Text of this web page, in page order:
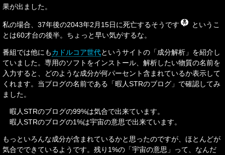
果が出ました。
私の場合、37年後の2043年2月15日に死亡するそうです
というこ
とは60才台の後半。ちょっと早い気がするな。
番組では他にもカドルコア世代というサイトの「成分解析」を紹介し
ていました。専用のソフトをインストール、解析したい物質の名前を
入力すると、どのような成分が何パーセント含まれているか表示して
くれます。当ブログの名前である「暇人STRのブログ」で確認してみ
ました。
暇人STRのブログの99%は気合で出来ています。
暇人STRのブログの1%は宇宙の意思で出来ています。
もっといろんな成分が含まれているかと思ったのですが、ほとんどが
気合でできているようです。残り1%の「宇宙の意思」って、なんだ